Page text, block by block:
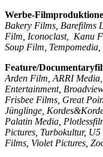
Werbe-
Bakery Films, Barefilms
Film, Iconoclast, Kanu
Soup Film,
Feature/
Arden Film, ARRI Media,
Entertainment,
Frisbee Films, Great
Jünglinge,
Palatin Media,
Pictures, Turbokultur, U5
Films, Violet Pictures,